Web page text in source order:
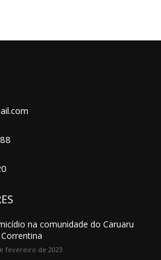
na comunidade do Caruaru
fevereiro de 2023